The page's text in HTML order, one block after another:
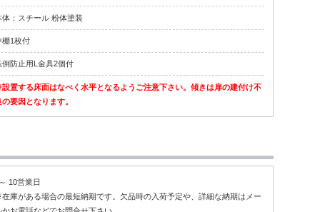
体：スチール 粉体塗装
棚1枚付
倒防止用L金具2個付
置する床面はなべく水平となるようご注意下さい。傾きは扉の建付け不
の要因となります。
10営業日
庫がある場合の最短納期です。欠品時の入荷予定や、詳細な納期はメー